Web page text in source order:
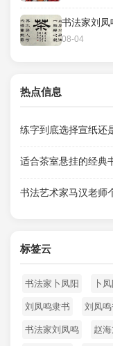
书法家刘凤
08-04
热点信息
练字到底选择宣纸还
适合茶室悬挂的经典
书法艺术家马汉老师
标签云
书法家卜凤阳 卜
刘凤鸣隶书 刘凤
书法家刘凤鸣 赵